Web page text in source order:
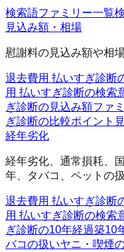
検索語ファミリー一覧
見込み額・相場
慰謝料の見込み額や相
退去費用 払いすぎ診断
用 払いすぎ診断の検索
ぎ診断の見込み額ファ
ぎ診断の比較ポイント
経年劣化
経年劣化、通常損耗、
年、タバコ、ペットの
退去費用 払いすぎ診断
用 払いすぎ診断の検索
ぎ診断の10年経過築10
バコの扱いヤニ・喫煙